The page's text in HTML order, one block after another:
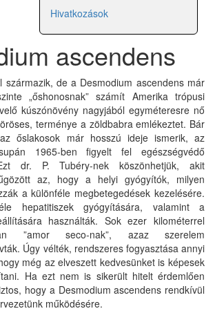
Hivatkozások
ascendens
származik, de a Desmodium ascendens már
„őshonosnak” számít Amerika trópusi
kúszónövény nagyjából egyméteresre nő
terménye a zöldbabra emlékeztet. Bár
őslakosok már hosszú ideje ismerik, az
1965-ben figyelt fel egészségvédő
dr. P. Tubéry-nek köszönhetjük, akit
az, hogy a helyi gyógyítók, milyen
a különféle megbetegedések kezelésére.
hepatitiszek gyógyítására, valamint a
használták. Sok ezer kilométerrel
”amor seco-nak”, azaz szerelem
Úgy vélték, rendszeres fogyasztása annyi
még az elveszett kedvesünket is képesek
Ha ezt nem is sikerült hitelt érdemlően
hogy a Desmodium ascendens rendkívül
működésére.